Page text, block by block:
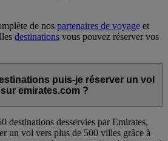
de nos partenaires de voyage et
destinations vous pouvez réserver vos
puis-je réserver un vol
sur emirates.com ?
destinations desservies par Emirates,
un vol vers plus de 500 villes grâce à